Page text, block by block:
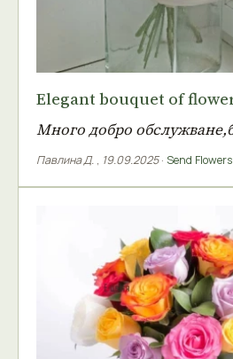
Elegant bouquet of
Много добро
Павлина Д. , 19.09.2025· Send